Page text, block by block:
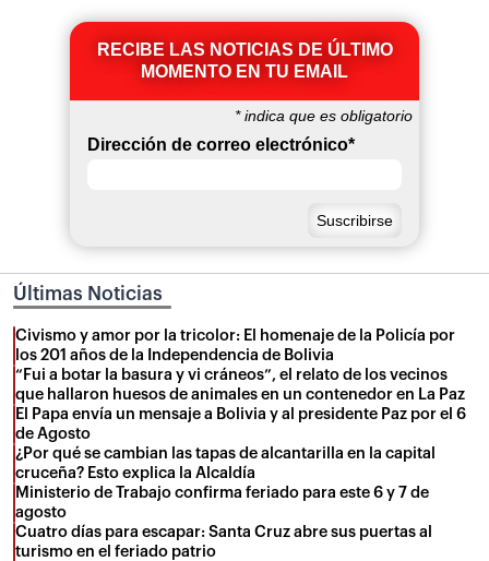
RECIBE LAS NOTICIAS DE ÚLTIMO
MOMENTO EN TU EMAIL
*indica que es obligatorio
Dirección de correo electrónico*
Últimas Noticias
Civismo y amor por la tricolor: El homenaje de la Policía por
los 201 años de la Independencia de Bolivia
“Fui a botar la basura y vi cráneos”, el relato de los vecinos
que hallaron huesos de animales en un contenedor en La Paz
El Papa envía un mensaje a Bolivia y al presidente Paz por el 6
de Agosto
¿Por qué se cambian las tapas de alcantarilla en la capital
cruceña? Esto explica la Alcaldía
Ministerio de Trabajo confirma feriado para este 6 y 7 de
agosto
Cuatro días para escapar: Santa Cruz abre sus puertas al
turismo en el feriado patrio